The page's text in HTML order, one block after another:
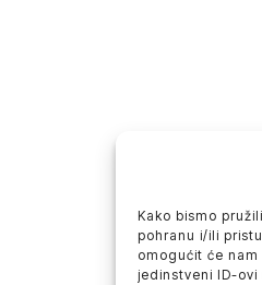
Kako bismo
pohranu i/ili
omogućit će
jedinstveni ID-